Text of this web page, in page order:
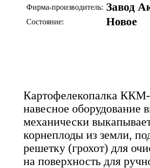
Фирма-производитель: Завод
Состояние: Новое
Картофелекопалка ККМ-
навесное оборудование
механически
корнеплоды из земли,
решетку (грохот) для
на поверхность для